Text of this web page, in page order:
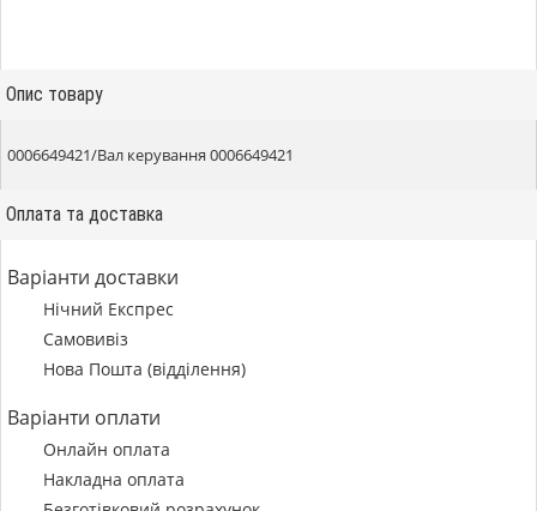
Опис товару
0006649421/Вал керування 0006649421
Оплата та доставка
Варіанти доставки
Нічний Експрес
Самовивіз
Нова Пошта (відділення)
Варіанти оплати
Онлайн оплата
Накладна оплата